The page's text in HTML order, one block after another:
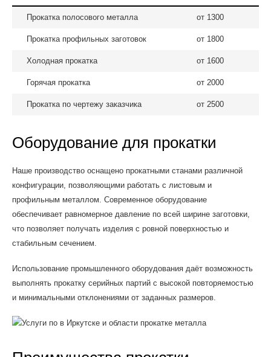
Прокатка полосового металла от 1300
Прокатка профильных заготовок от 1800
Холодная прокатка от 1600
Горячая прокатка от 2000
Прокатка по чертежу заказчика от 2500
Оборудование для прокатки
Наше производство оснащено прокатными станами различной
конфигурации, позволяющими работать с листовым и
профильным металлом. Современное оборудование
обеспечивает равномерное давление по всей ширине заготовки,
что позволяет получать изделия с ровной поверхностью и
стабильным сечением.
Использование промышленного оборудования даёт возможность
выполнять прокатку серийных партий с высокой повторяемостью
и минимальными отклонениями от заданных размеров.